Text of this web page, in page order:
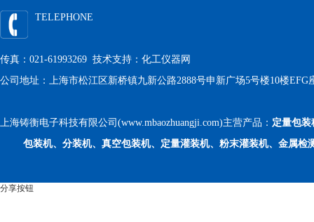
TELEPHONE
传真：021-61993269 技术支持： 化工仪器网
公司地址：上海市松江区新桥镇九新公路2888号申新广场5号楼10楼EFG
上海铸衡电子科技有限公司(www.mbaozhuangji.com)主营产品： 定量包装
包装机、分装机、真空包装机、定量灌装机、粉末灌装机、金属检
分享按钮